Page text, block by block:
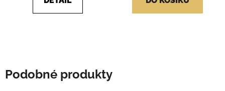
Podobné produkty